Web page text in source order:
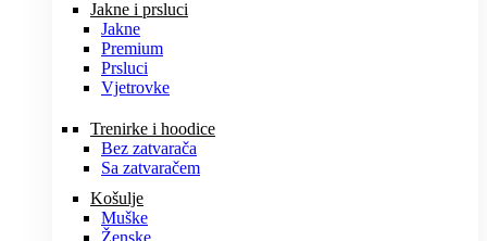
Jakne i prsluci
Jakne
Premium
Prsluci
Vjetrovke
Trenirke i hoodice
Bez zatvarača
Sa zatvaračem
Košulje
Muške
Ženske